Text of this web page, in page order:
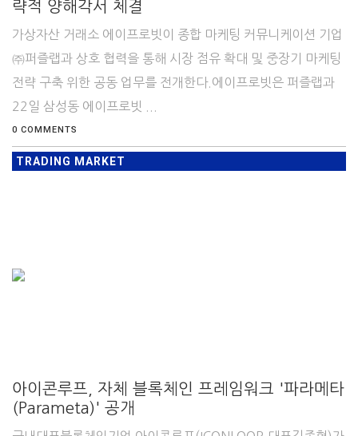
략적 양해각서 체결
가상자산 거래소 에이프로빗이 종합 마케팅 커뮤니케이션 기업
㈜퍼즐랩과 상호 협력을 통해 시장 점유 확대 및 중장기 마케팅
전략 구축 위한 공동 업무를 전개한다.에이프로빗은 퍼즐랩과
22일 삼성동 에이프로빗 ...
0 COMMENTS
TRADING MARKET
아이콘루프, 자체 블록체인 프레임워크 '파라메타
(Parameta)' 공개